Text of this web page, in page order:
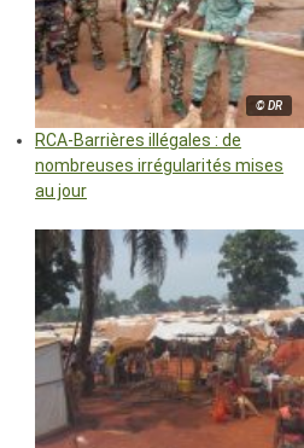
© DR
RCA-Barrières illégales : de
nombreuses irrégularités mises
au jour